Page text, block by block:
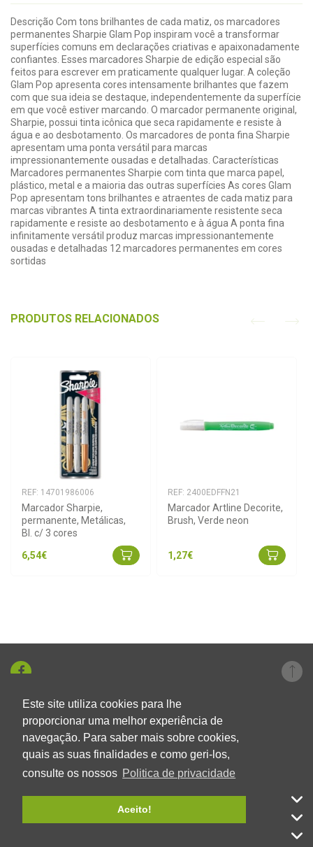
Este site utiliza cookies para lhe
proporcionar uma melhor experiência de
navegação. Para saber mais sobre cookies,
quais as suas finalidades e como geri-los,
consulte os nossos Politica de privacidade
Aceito!
Descrição Com tons brilhantes de cada matiz, os marcadores
permanentes Sharpie Glam Pop inspiram você a transformar
superfícies comuns em declarações criativas e apaixonadamente
confiantes. Esses marcadores Sharpie de edição especial são
feitos para escrever em praticamente qualquer lugar. A coleção
Glam Pop apresenta cores intensamente brilhantes que fazem
com que sua ideia se destaque, independentemente da superfície
em que você estiver marcando. O marcador permanente original,
Sharpie, possui tinta icônica que seca rapidamente e resiste à
água e ao desbotamento. Os marcadores de ponta fina Sharpie
apresentam uma ponta versátil para marcas
impressionantemente ousadas e detalhadas. Características
Marcadores permanentes Sharpie com tinta que marca papel,
plástico, metal e a maioria das outras superfícies As cores Glam
Pop apresentam tons brilhantes e atraentes de cada matiz para
marcas vibrantes A tinta extraordinariamente resistente seca
rapidamente e resiste ao desbotamento e à água A ponta fina
infinitamente versátil produz marcas impressionantemente
ousadas e detalhadas 12 marcadores permanentes em cores
sortidas
PRODUTOS RELACIONADOS
REF: 14701986006
Marcador Sharpie,
permanente, Metálicas,
Bl. c/ 3 cores
6,54€
REF: 2400EDFFN21
Marcador Artline Decorite,
Brush, Verde neon
1,27€
+351 219 326 696
geral@aumlda.pt
Ver localização
AUM